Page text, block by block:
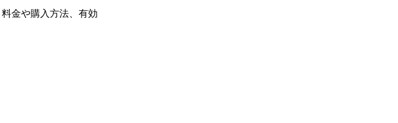
金や購入方法、有効